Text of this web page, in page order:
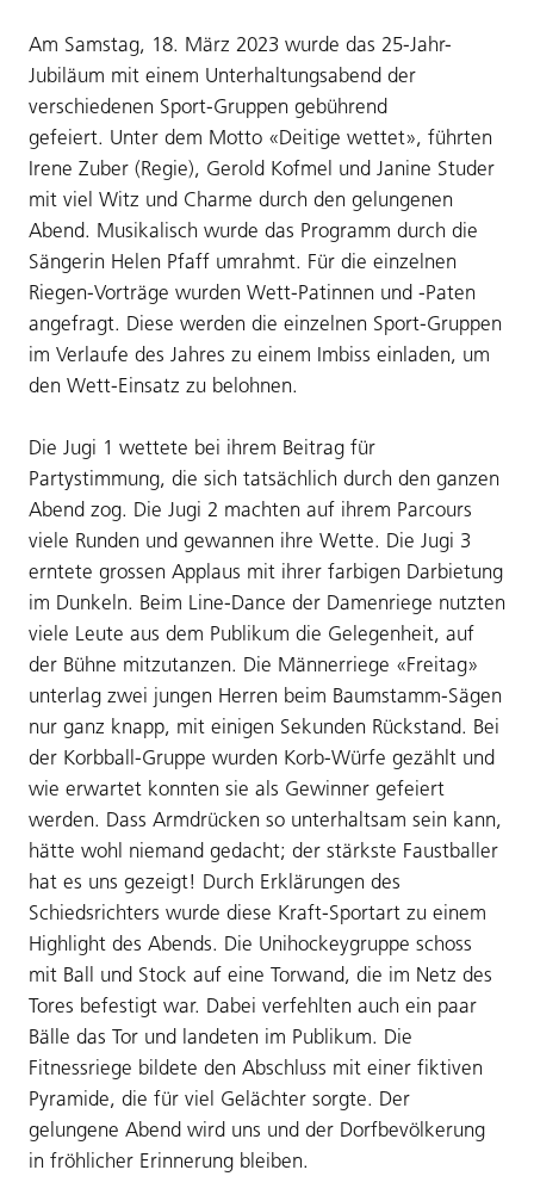
Am Samstag, 18. März 2023 wurde das 25-Jahr-
Jubiläum mit einem Unterhaltungsabend der
verschiedenen Sport-Gruppen gebührend
gefeiert. Unter dem Motto «Deitige wettet», führten
Irene Zuber (Regie), Gerold Kofmel und Janine Studer
mit viel Witz und Charme durch den gelungenen
Abend. Musikalisch wurde das Programm durch die
Sängerin Helen Pfaff umrahmt. Für die einzelnen
Riegen-Vorträge wurden Wett-Patinnen und -Paten
angefragt. Diese werden die einzelnen Sport-Gruppen
im Verlaufe des Jahres zu einem Imbiss einladen, um
den Wett-Einsatz zu belohnen.
Die Jugi 1 wettete bei ihrem Beitrag für
Partystimmung, die sich tatsächlich durch den ganzen
Abend zog. Die Jugi 2 machten auf ihrem Parcours
viele Runden und gewannen ihre Wette. Die Jugi 3
erntete grossen Applaus mit ihrer farbigen Darbietung
im Dunkeln. Beim Line-Dance der Damenriege nutzten
viele Leute aus dem Publikum die Gelegenheit, auf
der Bühne mitzutanzen. Die Männerriege «Freitag»
unterlag zwei jungen Herren beim Baumstamm-Sägen
nur ganz knapp, mit einigen Sekunden Rückstand. Bei
der Korbball-Gruppe wurden Korb-Würfe gezählt und
wie erwartet konnten sie als Gewinner gefeiert
werden. Dass Armdrücken so unterhaltsam sein kann,
hätte wohl niemand gedacht; der stärkste Faustballer
hat es uns gezeigt! Durch Erklärungen des
Schiedsrichters wurde diese Kraft-Sportart zu einem
Highlight des Abends. Die Unihockeygruppe schoss
mit Ball und Stock auf eine Torwand, die im Netz des
Tores befestigt war. Dabei verfehlten auch ein paar
Bälle das Tor und landeten im Publikum. Die
Fitnessriege bildete den Abschluss mit einer fiktiven
Pyramide, die für viel Gelächter sorgte. Der
gelungene Abend wird uns und der Dorfbevölkerung
in fröhlicher Erinnerung bleiben.